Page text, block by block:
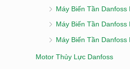
Máy Biến Tần Danfoss
Máy Biến Tần Danfoss
Máy Biến Tần Danfoss
Motor Thủy Lực Danfoss